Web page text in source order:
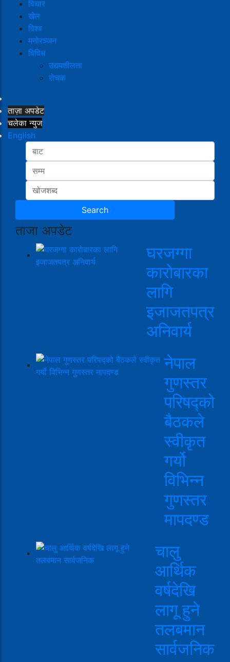
विचार
खेल
विश्व
मनोरञ्जन
विविध
उद्यमशीलता
रोचक
ताज़ा अपडेट
चलेका न्युज
English
ताजा अपडेट
घरजग्गा
कारोबारका
लागि
इजाजतपत्र
अनिवार्य
नेपाल
गुणस्तर
परिषद्को
बैठकले
स्वीकृत
गर्यो
विभिन्न
गुणस्तर
मापदण्ड
चालु
आर्थिक
वर्षदेखि
लागू हुने
तलबमान
सार्वजनिक